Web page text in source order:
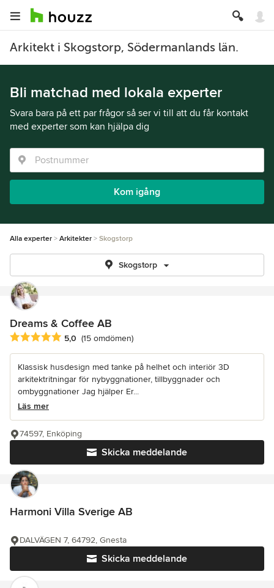
Arkitekt i Skogstorp, Södermanlands län.
Bli matchad med lokala experter
Svara bara på ett par frågor så ser vi till att du får kontakt
med experter som kan hjälpa dig
Kom igång
Alla experter Arkitekter Skogstorp
Skogstorp
Dreams & Coffee AB
Genomsnittligt omdöme: 5 av 5 stjärnor
5,0 (15 omdömen)
Klassisk husdesign med tanke på helhet och interiör 3D
arkitektritningar för nybyggnationer, tillbyggnader och
ombyggnationer Jag hjälper Er...
Läs mer
Skicka meddelande
74597, Enköping
Harmoni Villa Sverige AB
Skicka meddelande
DALVÄGEN 7, 64792, Gnesta